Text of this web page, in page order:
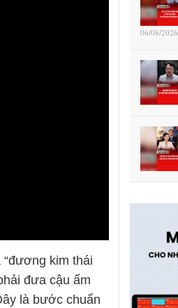
kim thái
đưa cậu ấm
là bước chuẩn
06/08/2026